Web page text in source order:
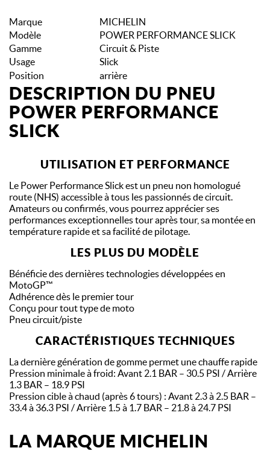
Marque
MICHELIN
Modèle
POWER PERFORMANCE SLICK
Gamme
Circuit & Piste
Usage
Slick
Position
arrière
DESCRIPTION DU PNEU
POWER PERFORMANCE
SLICK
UTILISATION ET PERFORMANCE
Le Power Performance Slick est un pneu non homologué
route (NHS) accessible à tous les passionnés de circuit.
Amateurs ou confirmés, vous pourrez apprécier ses
performances exceptionnelles tour après tour, sa montée en
température rapide et sa facilité de pilotage.
LES PLUS DU MODÈLE
Bénéficie des dernières technologies développées en
MotoGP™
Adhérence dès le premier tour
Conçu pour tout type de moto
Pneu circuit/piste
CARACTÉRISTIQUES TECHNIQUES
La dernière génération de gomme permet une chauffe rapide
Pression minimale à froid: Avant 2.1 BAR – 30.5 PSI / Arrière
1.3 BAR – 18.9 PSI
Pression cible à chaud (après 6 tours) : Avant 2.3 à 2.5 BAR –
33.4 à 36.3 PSI / Arrière 1.5 à 1.7 BAR – 21.8 à 24.7 PSI
LA MARQUE MICHELIN